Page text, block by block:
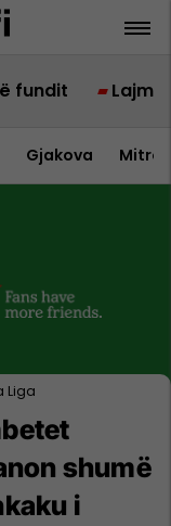
fundit Lajme
Gjakova
Liga
shumë
i